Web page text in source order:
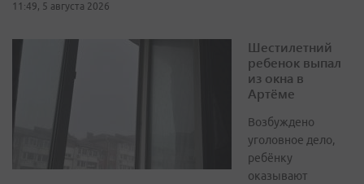
11:49, 5 августа 2026
Шестилетний
ребенок выпал
из окна в
Артёме
Возбуждено
уголовное дело,
ребёнку
оказывают